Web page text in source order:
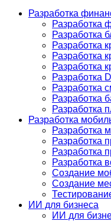
Разработка
Разработка
Разработка
Разработка
Разработка
Разработка
Разработка
Разработка
Разработка
Разработка
Разработка
Разработка
Разработка
Разработка
Разработка
Создание
Создание
ИИ для бизнеса
ИИ для